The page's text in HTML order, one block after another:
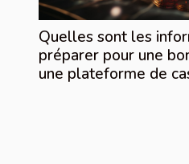
Quelles sont les
préparer pour une
une plateforme de